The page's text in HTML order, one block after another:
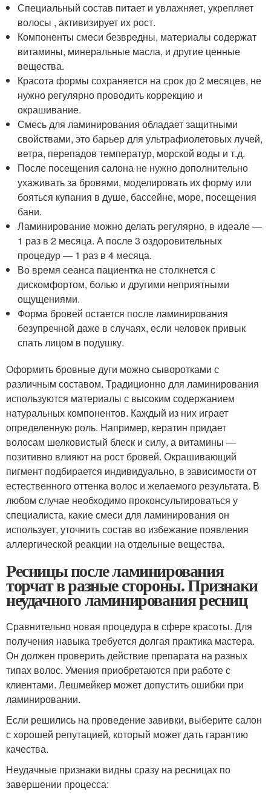
Специальный состав питает и увлажняет, укрепляет
волосы , активизирует их рост.
Компоненты смеси безвредны, материалы содержат
витамины, минеральные масла, и другие ценные
вещества.
Красота формы сохраняется на срок до 2 месяцев, не
нужно регулярно проводить коррекцию и
окрашивание.
Смесь для ламинирования обладает защитными
свойствами, это барьер для ультрафиолетовых лучей,
ветра, перепадов температур, морской воды и т.д.
После посещения салона не нужно дополнительно
ухаживать за бровями, моделировать их форму или
бояться купания в душе, бассейне, море, посещения
бани.
Ламинирование можно делать регулярно, в идеале —
1 раз в 2 месяца. А после 3 оздоровительных
процедур — 1 раз в 4 месяца.
Во время сеанса пациентка не столкнется с
дискомфортом, болью и другими неприятными
ощущениями.
Форма бровей остается после ламинирования
безупречной даже в случаях, если человек привык
спать лицом в подушку.
Оформить бровные дуги можно сыворотками с
различным составом. Традиционно для ламинирования
используются материалы с высоким содержанием
натуральных компонентов. Каждый из них играет
определенную роль. Например, кератин придает
волосам шелковистый блеск и силу, а витамины —
позитивно влияют на рост бровей. Окрашивающий
пигмент подбирается индивидуально, в зависимости от
естественного оттенка волос и желаемого результата. В
любом случае необходимо проконсультироваться у
специалиста, какие смеси для ламинирования он
использует, уточнить состав во избежание появления
аллергической реакции на отдельные вещества.
Ресницы после ламинирования
торчат в разные стороны. Признаки
неудачного ламинирования ресниц
Сравнительно новая процедура в сфере красоты. Для
получения навыка требуется долгая практика мастера.
Он должен проверить действие препарата на разных
типах волос. Умения приобретаются при работе с
клиентами. Лешмейкер может допустить ошибки при
ламинировании.
Если решились на проведение завивки, выберите салон
с хорошей репутацией, который может дать гарантию
качества.
Неудачные признаки видны сразу на ресницах по
завершении процесса: